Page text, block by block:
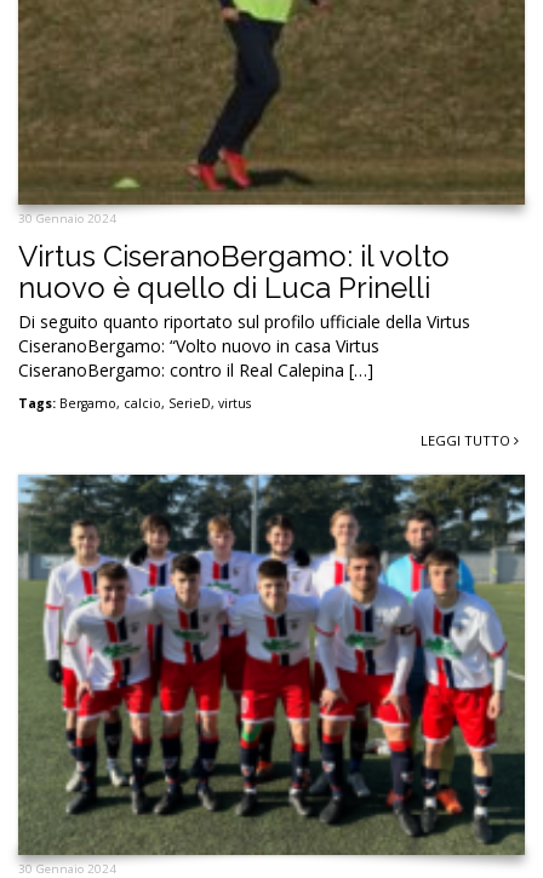
30 Gennaio 2024
Virtus CiseranoBergamo: il volto
nuovo è quello di Luca Prinelli
Di seguito quanto riportato sul profilo ufficiale della Virtus
CiseranoBergamo: “Volto nuovo in casa Virtus
CiseranoBergamo: contro il Real Calepina […]
Tags: Bergamo, calcio, SerieD, virtus
LEGGI TUTTO
30 Gennaio 2024